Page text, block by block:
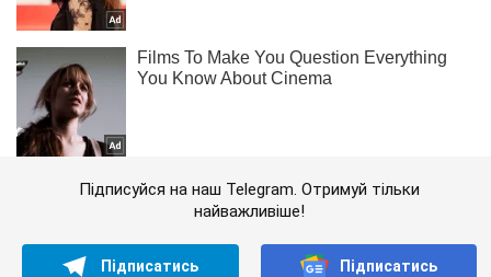
Підписуйся на наш Telegram. Отримуй тільки
найважливіше!
Підписатись Підписатись